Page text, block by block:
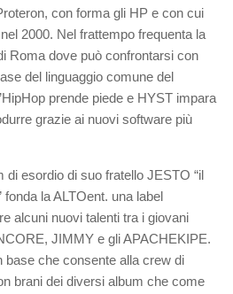
con forma gli HP e con cui
2000. Nel frattempo frequenta la
Roma dove può confrontarsi con
del linguaggio comune del
prende piede e HYST impara
grazie ai nuovi software più
di esordio di suo fratello JESTO “il
la ALTOent. una label
alcuni nuovi talenti tra i giovani
JIMMY e gli APACHEKIPE.
base che consente alla crew di
brani dei diversi album che come